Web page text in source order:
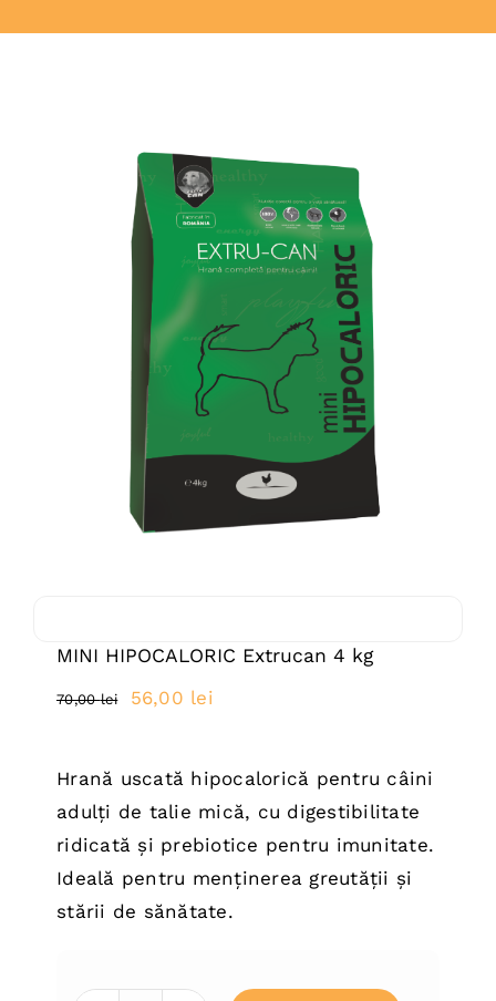
Donează
MINI HIPOCALORIC Extrucan 4 kg
70,00lei
Prețul
56,00 leiPrețul
56,00 lei.
Hrană uscată hipocalorică pentru câini
adulți de talie mică, cu digestibilitate
ridicată și prebiotice pentru imunitate.
Ideală pentru menținerea greutății și
stării de sănătate.